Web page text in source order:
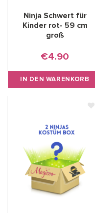
Ninja Schwert für
Kinder rot- 59 cm
groß
€4.90
IN DEN WARENKORB